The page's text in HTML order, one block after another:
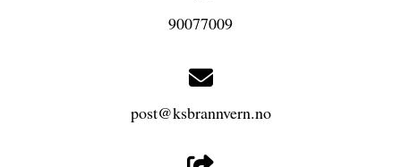
90077009
post@ksbrannvern.no